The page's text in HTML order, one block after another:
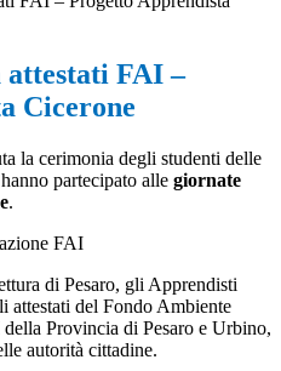
attestati FAI –
Cicerone
la cerimonia degli studenti delle
partecipato alle giornate
.
di Pesaro, gli Apprendisti
attestati del Fondo Ambiente
Provincia di Pesaro e Urbino,
autorità cittadine.